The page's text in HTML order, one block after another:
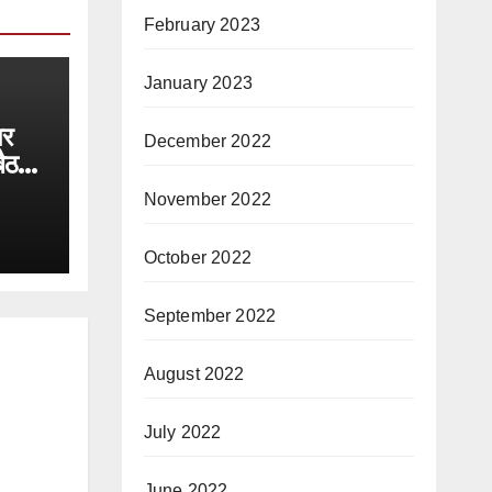
February 2023
January 2023
December 2022
November 2022
October 2022
September 2022
August 2022
July 2022